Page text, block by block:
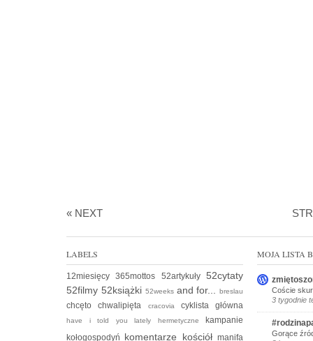
« NEXT
LABELS
12miesięcy365mottos 52artykuły52cytaty
52filmy 52książki 52weeks and for...breslau
chcętochwalipięta cracoviacyklistagłówna
have i told you lately hermetyczne
kampanie
kołogospodyń komentarze kościółmanifa
MOJA LISTA
Coście
3 tygodnie
Gorące